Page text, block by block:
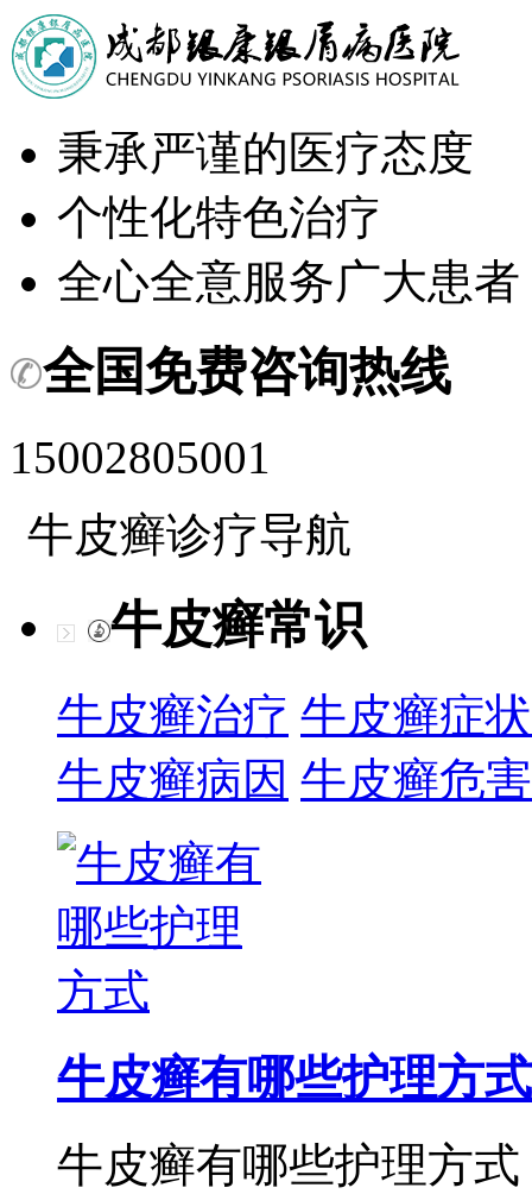
秉承严谨的医疗态度
个性化特色治疗
全心全意服务广大患者
全国免费咨询热线
15002805001
牛皮癣诊疗导航
牛皮癣常识
牛皮癣治疗 牛皮癣症状
牛皮癣病因 牛皮癣危害
牛皮癣有哪些护理方式
牛皮癣有哪些护理方